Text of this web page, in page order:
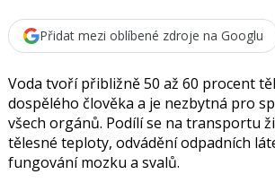
Přidat mezi oblíbené zdroje na Googlu
Voda tvoří přibližně 50 až 60 procent
dospělého člověka a je nezbytná pro
všech orgánů. Podílí se na transportu
tělesné teploty, odvádění odpadních
fungování mozku a svalů.